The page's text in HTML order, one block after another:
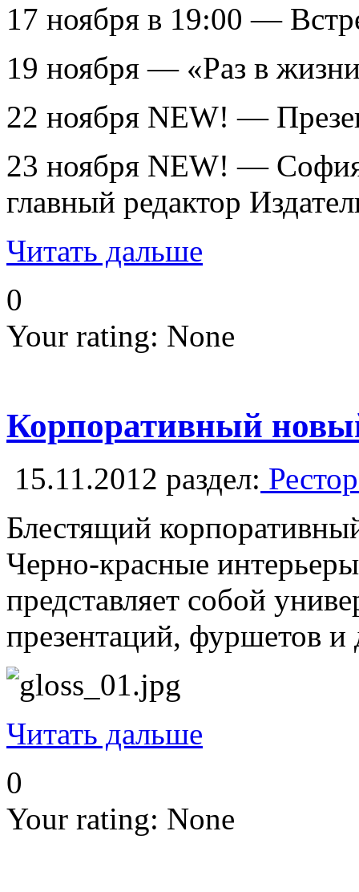
17 ноября в 19:00 —
19 ноября — «Раз в
22 ноября NEW! —
23 ноября NEW! — София
главный редактор
Читать дальше
0
Your rating: None
Корпоративный
15.11.2012 раздел:
Блестящий
Черно-красные
представляет собой
презентаций, фуршетов
Читать дальше
0
Your rating: None